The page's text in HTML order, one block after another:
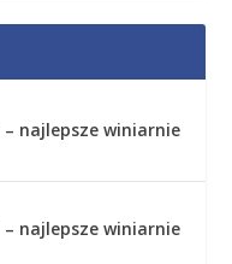
najlepsze winiarnie
najlepsze winiarnie